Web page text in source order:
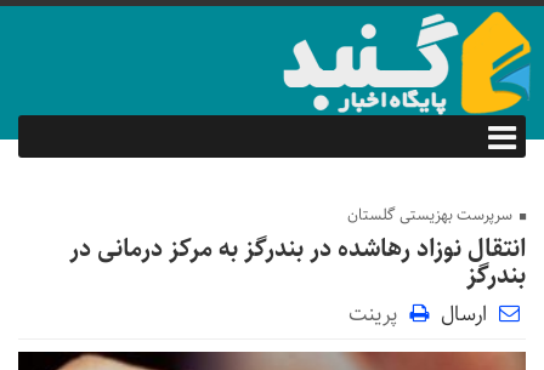
سرپرست بهزیستی گلستان
انتقال نوزاد رهاشده در بندرگز به مرکز درمانی در
بندرگز
ارسال پرینت